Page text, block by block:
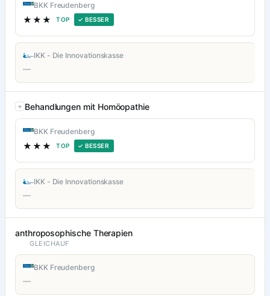
BKK Freudenberg
★★★ TOP ✓ BESSER
IKK - Die Innovationskasse
—
Behandlungen mit Homöopathie
BKK Freudenberg
★★★ TOP ✓ BESSER
IKK - Die Innovationskasse
—
anthroposophische Therapien
GLEICHAUF
BKK Freudenberg
—